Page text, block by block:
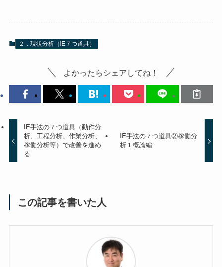
２．現状分析（IE７つ道具）
よかったらシェアしてね！
IE手法の７つ道具（動作分
析、工程分析、作業分析、
稼働分析等）で改善を進め
る
IE手法の７つ道具②稼働分
析１概論編
この記事を書いた人